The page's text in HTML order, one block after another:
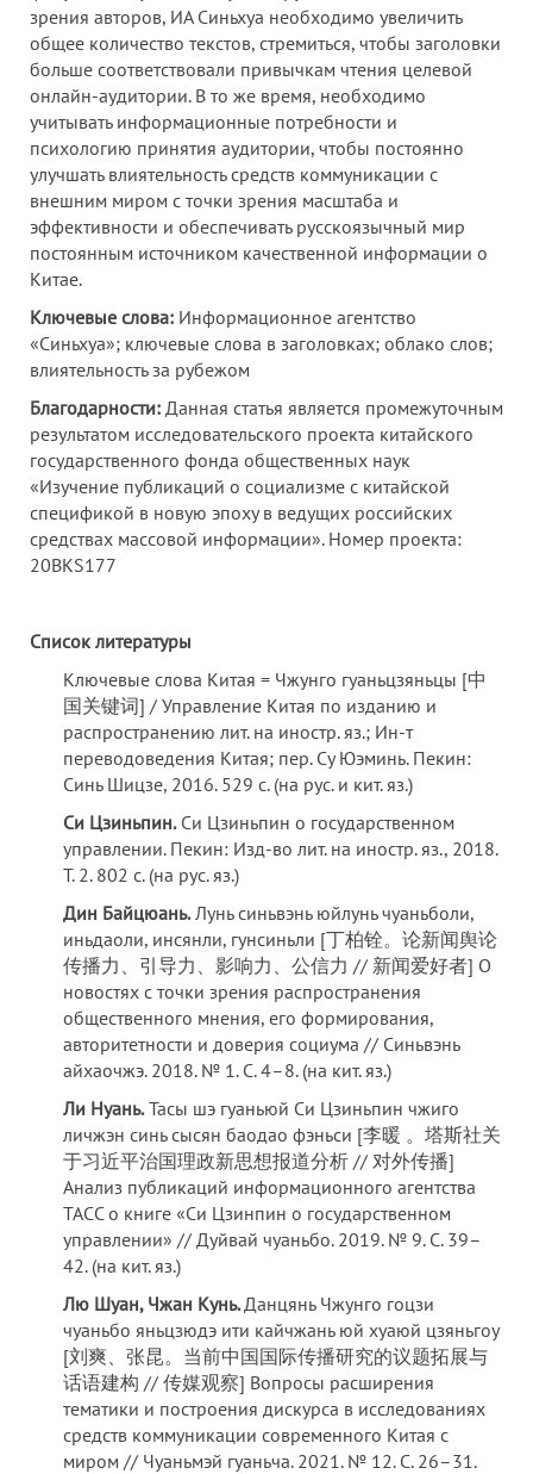
зрения авторов, ИА Синьхуа необходимо увеличить
общее количество текстов, стремиться, чтобы заголовки
больше соответствовали привычкам чтения целевой
онлайн-аудитории. В то же время, необходимо
учитывать информационные потребности и
психологию принятия аудитории, чтобы постоянно
улучшать влиятельность средств коммуникации с
внешним миром с точки зрения масштаба и
эффективности и обеспечивать русскоязычный мир
постоянным источником качественной информации о
Китае.
Ключевые слова: Информационное агентство
«Синьхуа»; ключевые слова в заголовках; облако слов;
влиятельность за рубежом
Благодарности: Данная статья является промежуточным
результатом исследовательского проекта китайского
государственного фонда общественных наук
«Изучение публикаций о социализме с китайской
спецификой в новую эпоху в ведущих российских
средствах массовой информации». Hомер проекта:
20BKS177
Список литературы
Ключевые слова Китая = Чжунго гуаньцзяньцы [中
国关键词] / Управление Китая по изданию и
распространению лит. на иностр. яз.; Ин-т
переводоведения Китая; пер. Су Юэминь. Пекин:
Синь Шицзе, 2016. 529 с. (на рус. и кит. яз.)
Си Цзиньпин.Си Цзиньпин о государственном
управлении. Пекин: Изд-во лит. на иностр. яз., 2018.
Т. 2. 802 с. (на рус. яз.)
Дин Байцюань.Лунь синьвэнь юйлунь чуаньболи,
иньдаоли, инсянли, гунсиньли [丁柏铨。论新闻舆论
传播力、引导力、影响力、公信力 // 新闻爱好者] О
новостях с точки зрения распространения
общественного мнения, его формирования,
авторитетности и доверия социума // Синьвэнь
айхаочжэ. 2018. № 1. C. 4–8. (на кит. яз.)
Ли Нуань.Тасы шэ гуаньюй Си Цзиньпин чжиго
личжэн синь сысян баодао фэньси [李暖 。塔斯社关
于习近平治国理政新思想报道分析 // 对外传播]
Анализ публикаций информационного агентства
ТАСС о книге «Си Цзинпин о государственном
управлении» // Дуйвай чуаньбо. 2019. № 9. С. 39–
42. (на кит. яз.)
Лю Шуан, Чжан Кунь.Данцянь Чжунго гоцзи
чуаньбо яньцзюдэ ити кайчжань юй хуаюй цзяньгоу
[刘爽、张昆。当前中国国际传播研究的议题拓展与
话语建构 // 传媒观察] Вопросы расширения
тематики и построения дискурса в исследованиях
средств коммуникации современного Китая с
миром // Чуаньмэй гуаньча. 2021. № 12. С. 26–31.